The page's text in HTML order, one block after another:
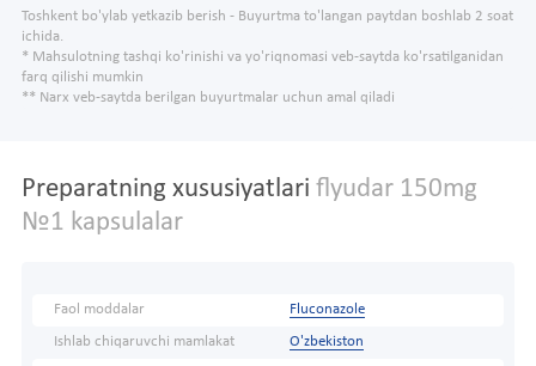
Toshkent bo'ylab yetkazib berish - Buyurtma to'langan paytdan boshlab 2 soat
ichida.
* Mahsulotning tashqi ko'rinishi va yo'riqnomasi veb-saytda ko'rsatilganidan
farq qilishi mumkin
** Narx veb-saytda berilgan buyurtmalar uchun amal qiladi
Preparatning xususiyatlari flyudar 150mg
№1 kapsulalar
Faol moddalar Fluconazole
Ishlab chiqaruvchi mamlakat O'zbekiston